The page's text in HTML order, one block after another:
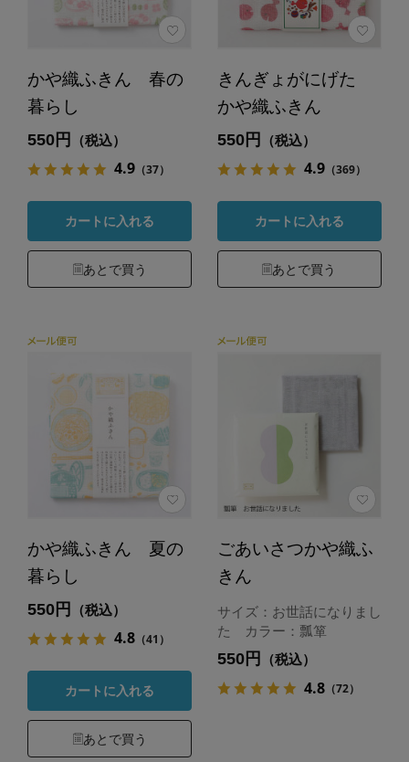
かや織ふきん 春の
暮らし
550円 （税込）
4.9（37）
カートに入れる
あとで買う
きんぎょがにげた
かや織ふきん
550円 （税込）
4.9（369）
カートに入れる
あとで買う
かや織ふきん 夏の
暮らし
550円 （税込）
4.8（41）
カートに入れる
あとで買う
ごあいさつかや織ふ
きん
サイズ：お世話になりまし
た カラー：瓢箪
550円 （税込）
4.8（72）